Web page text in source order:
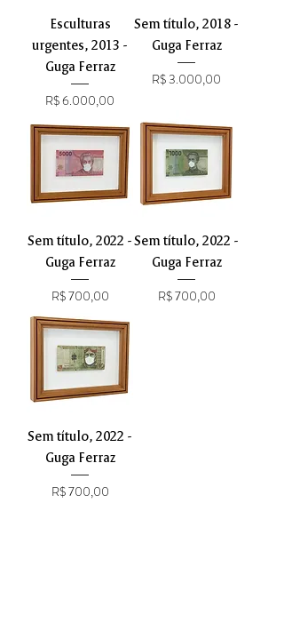
Esculturas
urgentes, 2013 -
Guga Ferraz
Preço
R$ 6.000,00
Sem título, 2018 -
Guga Ferraz
Preço
R$ 3.000,00
Sem título, 2022 -
Guga Ferraz
Preço
R$ 700,00
Sem título, 2022 -
Guga Ferraz
Preço
R$ 700,00
Sem título, 2022 -
Guga Ferraz
Preço
R$ 700,00